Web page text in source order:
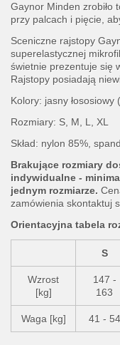
Gaynor Minden zrobiło
przy palcach i pięcie,
Sceniczne rajstopy
superelastycznej
świetnie prezentuje się
Rajstopy posiadają
Kolory: jasny łososiowy
Rozmiary: S, M, L, XL
Skład: nylon 85%,
Brakujące rozmiary
indywidualne -
jednym rozmiarze.
zamówienia skontaktuj
Orientacyjna tabela
S
Wzrost
[kg]
147 -
163
Waga [kg] 41 - 54